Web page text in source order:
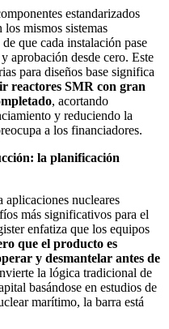
estandarizados
mismos sistemas
que cada instalación pase
aprobación desde cero. Este
para diseños base significa
reactores SMR con gran
, acortando
y reduciendo la
a los financiadores.
la planificación
aplicaciones nucleares
más significativos para el
enfatiza que los equipos
que el producto es
y desmantelar antes de
la lógica tradicional de
basándose en estudios de
marítimo, la barra está